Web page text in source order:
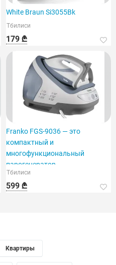
White Braun Si3055Bk
Тбилиси
179 ₾
Franko FGS-9036 — это
компактный и
многофункциональный
парогенератор.
Тбилиси
599 ₾
Квартиры